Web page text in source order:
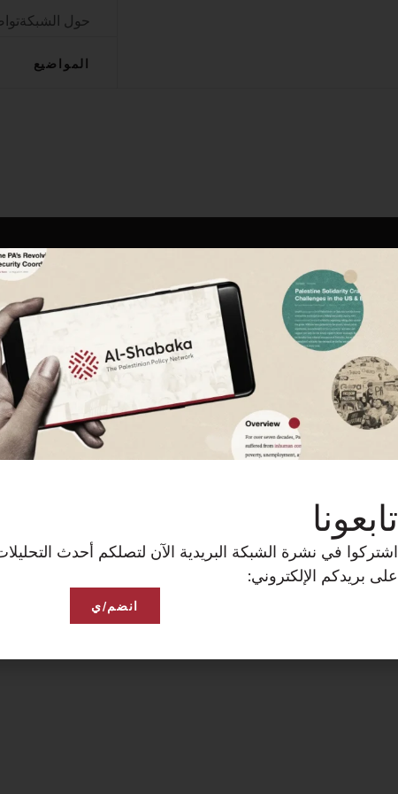
حول الشبكة
المواضيع
تابعونا
اشتركوا في نشرة الشبكة البريدية الآن لتصلكم أحدث
على بريدكم الإلكتروني:
انضم/ي